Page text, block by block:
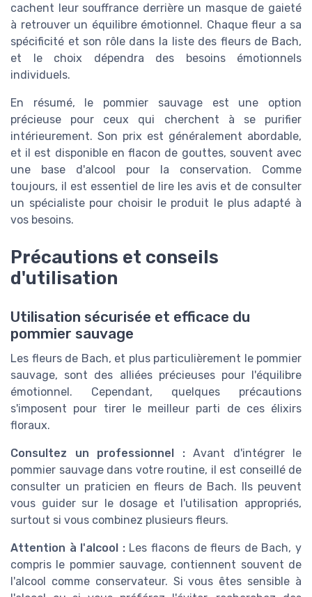
cachent leur souffrance derrière un masque de gaieté
à retrouver un équilibre émotionnel. Chaque fleur a sa
spécificité et son rôle dans la liste des fleurs de Bach,
et le choix dépendra des besoins émotionnels
individuels.
En résumé, le pommier sauvage est une option
précieuse pour ceux qui cherchent à se purifier
intérieurement. Son prix est généralement abordable,
et il est disponible en flacon de gouttes, souvent avec
une base d'alcool pour la conservation. Comme
toujours, il est essentiel de lire les avis et de consulter
un spécialiste pour choisir le produit le plus adapté à
vos besoins.
Précautions et conseils
d'utilisation
Utilisation sécurisée et efficace du
pommier sauvage
Les fleurs de Bach, et plus particulièrement le pommier
sauvage, sont des alliées précieuses pour l'équilibre
émotionnel. Cependant, quelques précautions
s'imposent pour tirer le meilleur parti de ces élixirs
floraux.
Consultez un professionnel :Avant d'intégrer le
pommier sauvage dans votre routine, il est conseillé de
consulter un praticien en fleurs de Bach. Ils peuvent
vous guider sur le dosage et l'utilisation appropriés,
surtout si vous combinez plusieurs fleurs.
Attention à l'alcool :Les flacons de fleurs de Bach, y
compris le pommier sauvage, contiennent souvent de
l'alcool comme conservateur. Si vous êtes sensible à